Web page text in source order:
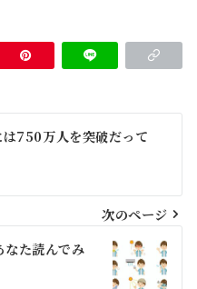
750万人を突破だって
次のページ
なた読んでみ